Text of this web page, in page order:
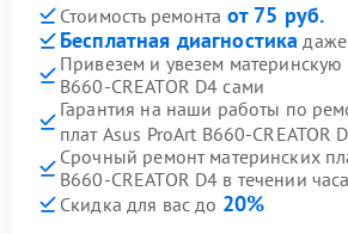
Стоимость ремонта от 75 руб.
Бесплатная диагностика
Привезем и увезем материнскую
B660-CREATOR D4 сами
Гарантия на наши работы по
плат Asus ProArt B660-CREATOR
Срочный ремонт материнских
B660-CREATOR D4 в течении часа
Скидка для вас до 20%